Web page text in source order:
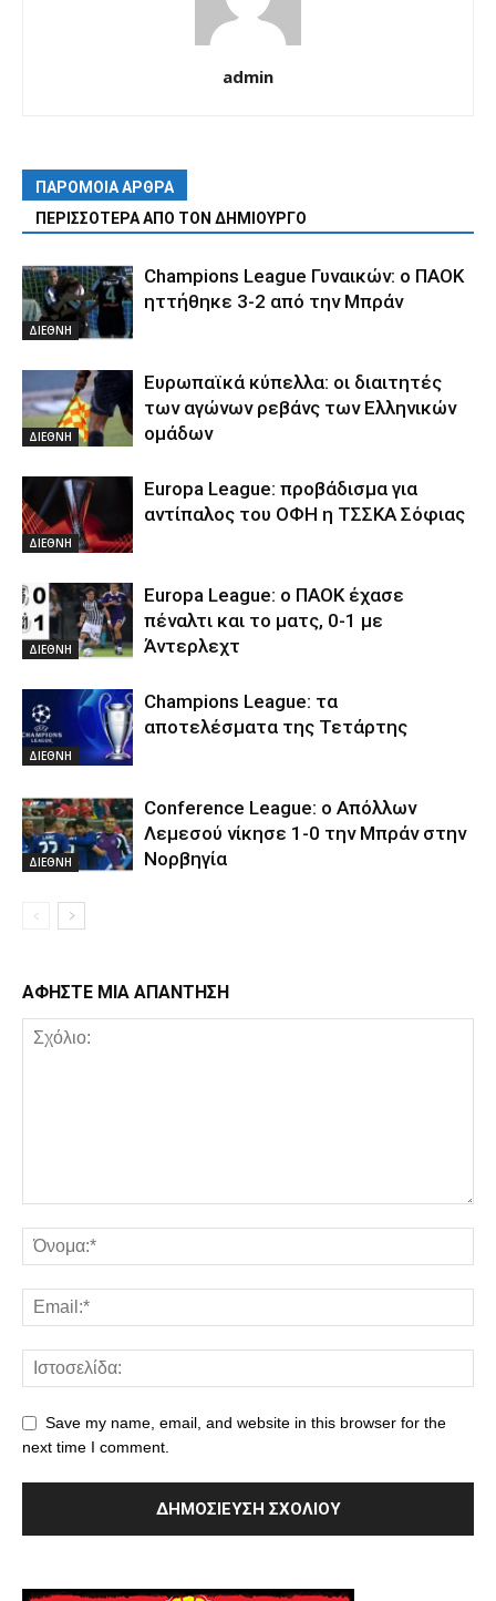
admin
ΠΑΡΟΜΟΙΑ ΑΡΘΡΑ
ΠΕΡΙΣΣΟΤΕΡΑ ΑΠΟ ΤΟΝ ΔΗΜΙΟΥΡΓΟ
ΔΙΕΘΝΗ
Champions League Γυναικών: ο ΠΑΟΚ
ηττήθηκε 3-2 από την Μπράν
ΔΙΕΘΝΗ
Ευρωπαϊκά κύπελλα: οι διαιτητές
των αγώνων ρεβάνς των Ελληνικών
ομάδων
ΔΙΕΘΝΗ
Europa League: προβάδισμα για
αντίπαλος του ΟΦΗ η ΤΣΣΚΑ Σόφιας
ΔΙΕΘΝΗ
Europa League: ο ΠΑΟΚ έχασε
πέναλτι και το ματς, 0-1 με
Άντερλεχτ
ΔΙΕΘΝΗ
Champions League: τα
αποτελέσματα της Τετάρτης
ΔΙΕΘΝΗ
Conference League: ο Απόλλων
Λεμεσού νίκησε 1-0 την Μπράν στην
Νορβηγία
ΑΦΗΣΤΕ ΜΙΑ ΑΠΑΝΤΗΣΗ
Save my name, email, and website in this browser for the
next time I comment.